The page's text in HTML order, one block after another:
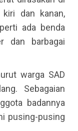
dan kanan,
ada benda
dan barbagai
warga SAD
Sebagaian
badannya
pusing-pusing